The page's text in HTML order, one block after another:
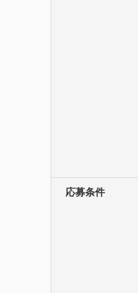
応募条件